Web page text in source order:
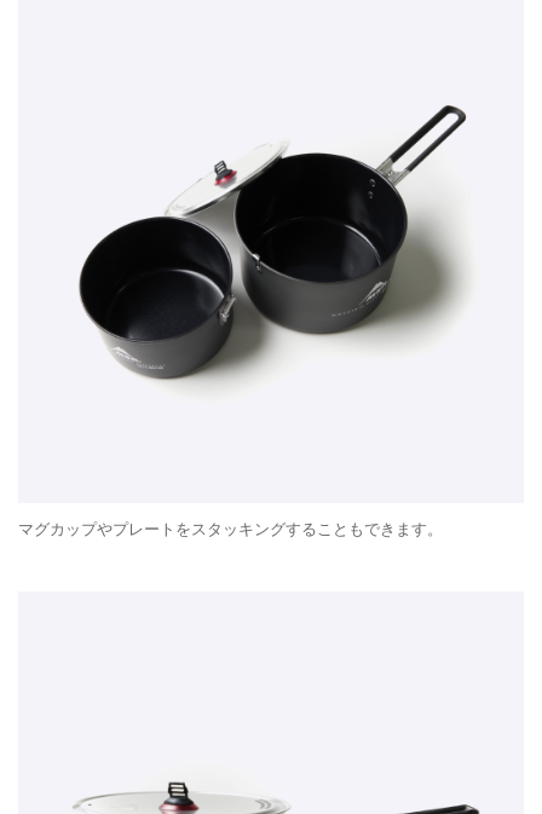
マグカップやプレートをスタッキングすることもできます。